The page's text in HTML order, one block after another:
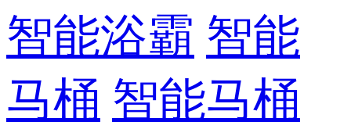
智能浴霸 智能
马桶 智能马桶